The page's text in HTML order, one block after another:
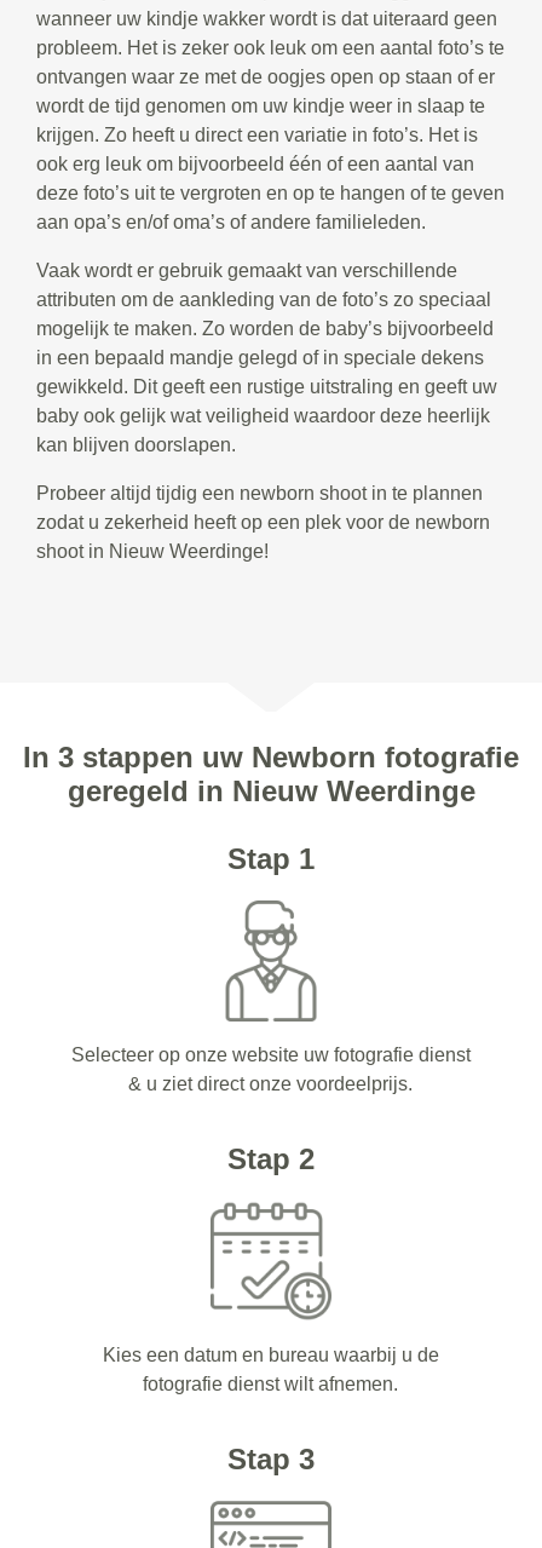
wanneer uw kindje wakker wordt is dat uiteraard geen
probleem. Het is zeker ook leuk om een aantal foto’s te
ontvangen waar ze met de oogjes open op staan of er
wordt de tijd genomen om uw kindje weer in slaap te
krijgen. Zo heeft u direct een variatie in foto’s. Het is
ook erg leuk om bijvoorbeeld één of een aantal van
deze foto’s uit te vergroten en op te hangen of te geven
aan opa’s en/of oma’s of andere familieleden.
Vaak wordt er gebruik gemaakt van verschillende
attributen om de aankleding van de foto’s zo speciaal
mogelijk te maken. Zo worden de baby’s bijvoorbeeld
in een bepaald mandje gelegd of in speciale dekens
gewikkeld. Dit geeft een rustige uitstraling en geeft uw
baby ook gelijk wat veiligheid waardoor deze heerlijk
kan blijven doorslapen.
Probeer altijd tijdig een newborn shoot in te plannen
zodat u zekerheid heeft op een plek voor de newborn
shoot in Nieuw Weerdinge!
In 3 stappen uw Newborn fotografie
geregeld in Nieuw Weerdinge
Stap 1
Selecteer op onze website uw fotografie dienst
& u ziet direct onze voordeelprijs.
Stap 2
Kies een datum en bureau waarbij u de
fotografie dienst wilt afnemen.
Stap 3